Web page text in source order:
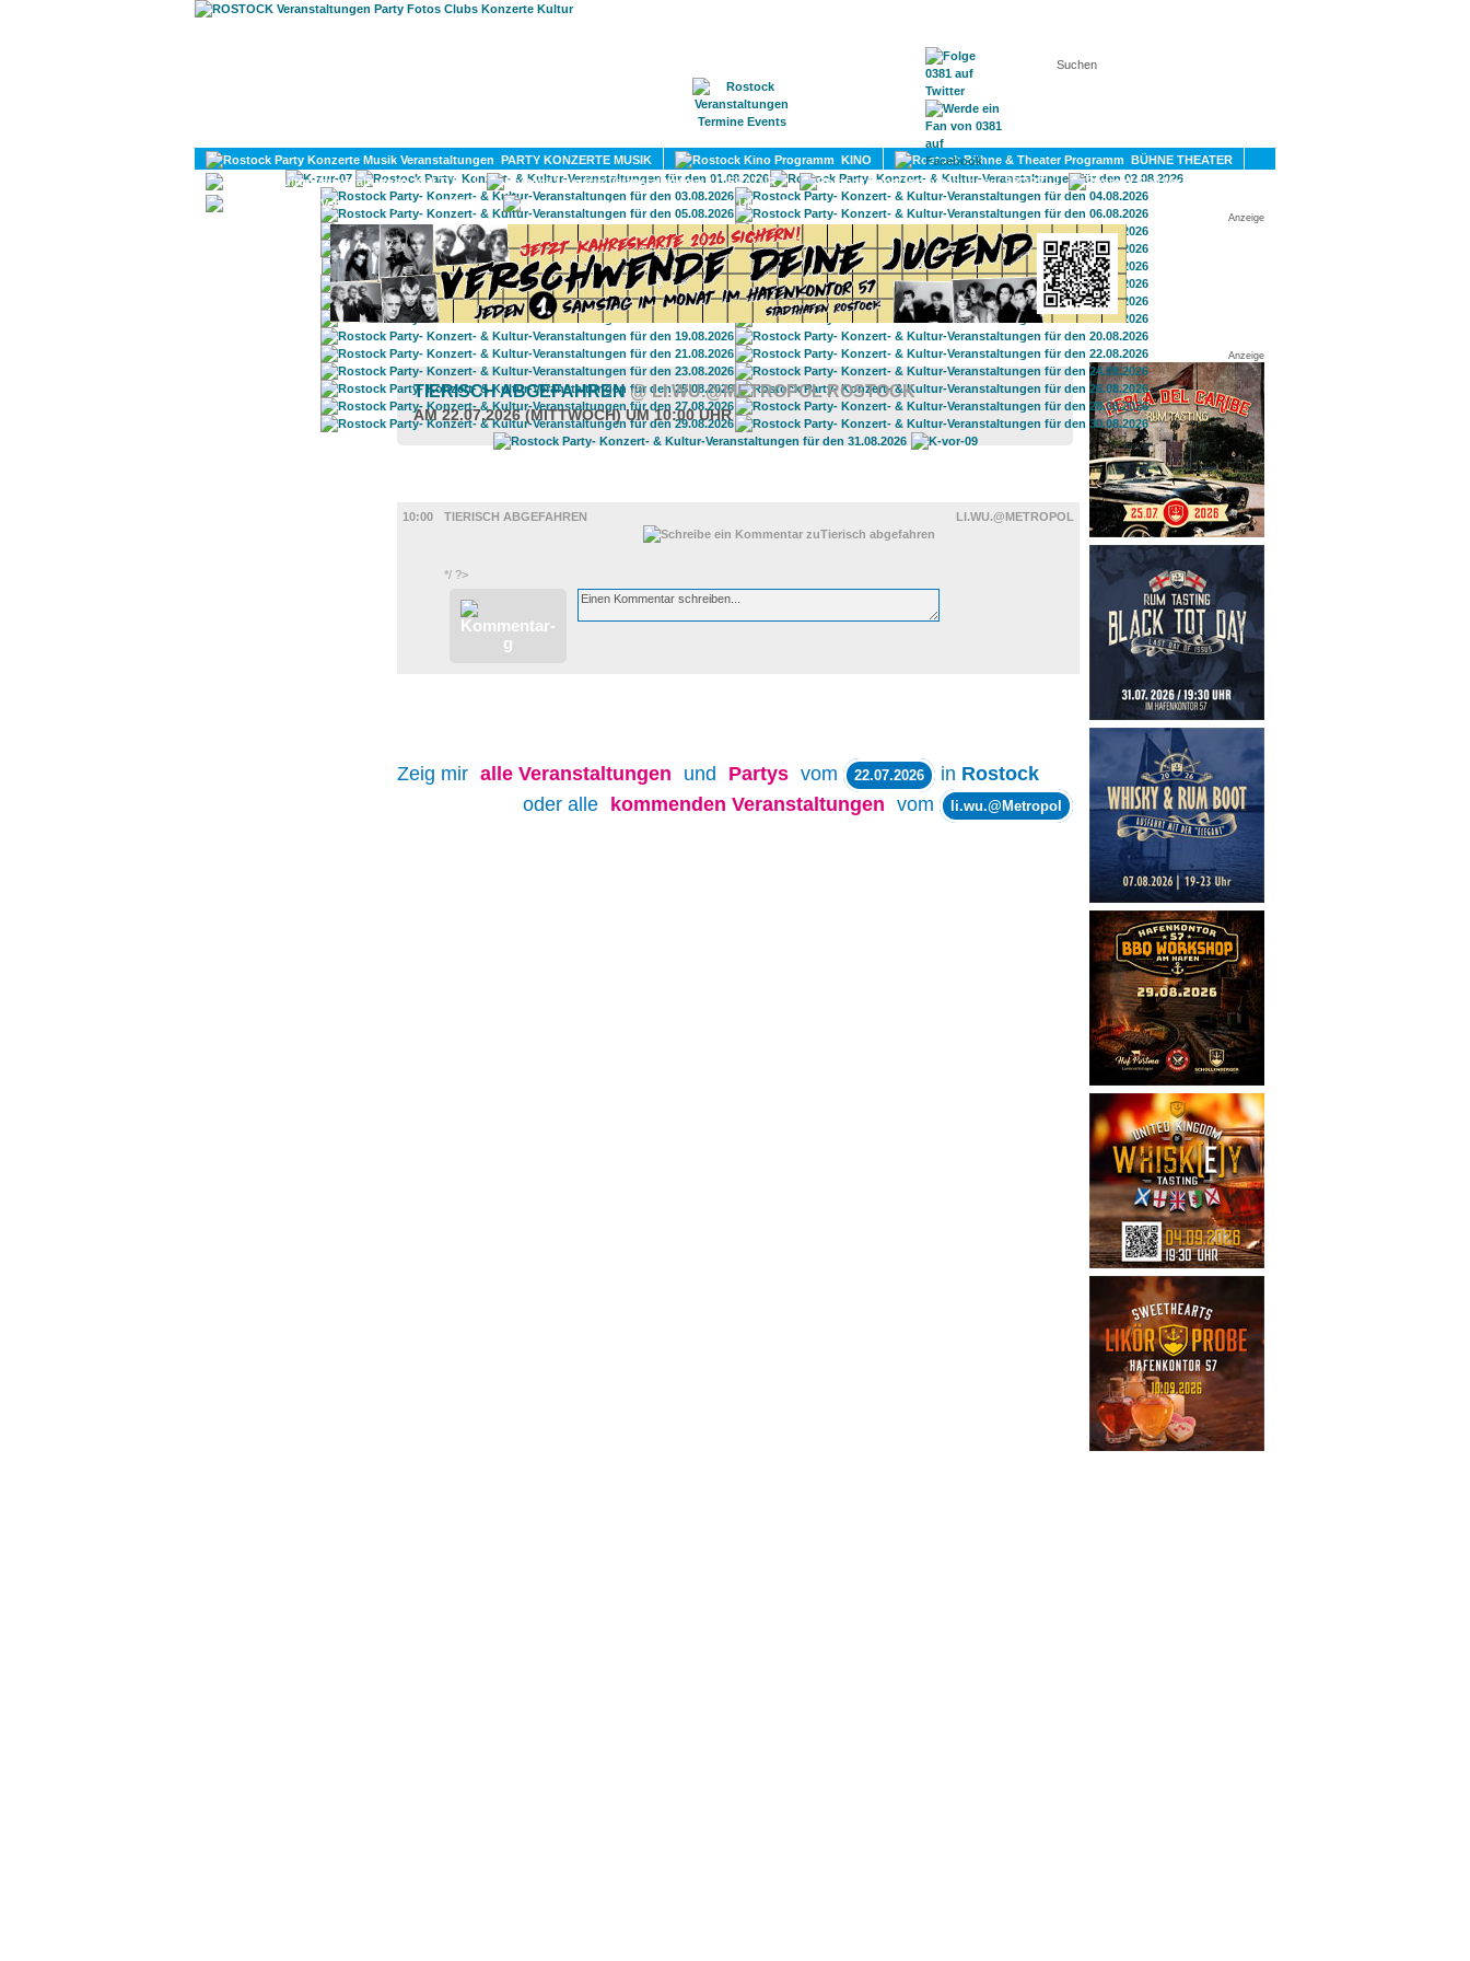
KONTAKT
PARTY KONZERTE MUSIK KINO
BÜHNE THEATER
KULTUR
LITERATUR SPORT
DIVERSES
UMLAND
Anzeige
Anzeige
TIERISCH ABGEFAHREN @ LI.WU.@METROPOL ROSTOCK
AM 22.07.2026 (MITTWOCH) UM 10:00 UHR
10:00
TIERISCH ABGEFAHREN LI.WU.@METROPOL
*/ ?>
Zeig mir alle Veranstaltungen und Partys vom 22.07.2026 in Rostock
oder alle
kommenden Veranstaltungen vom li.wu.@Metropol